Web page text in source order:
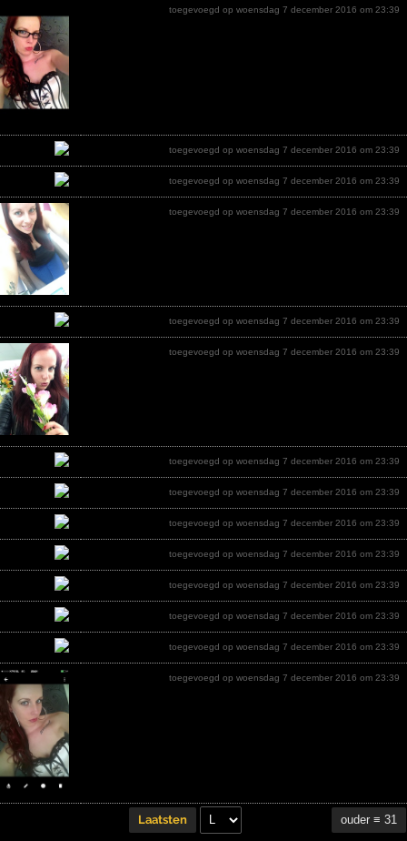
toegevoegd op woensdag 7 december 2016 om 23:39
toegevoegd op woensdag 7 december 2016 om 23:39
toegevoegd op woensdag 7 december 2016 om 23:39
toegevoegd op woensdag 7 december 2016 om 23:39
toegevoegd op woensdag 7 december 2016 om 23:39
toegevoegd op woensdag 7 december 2016 om 23:39
toegevoegd op woensdag 7 december 2016 om 23:39
toegevoegd op woensdag 7 december 2016 om 23:39
toegevoegd op woensdag 7 december 2016 om 23:39
toegevoegd op woensdag 7 december 2016 om 23:39
toegevoegd op woensdag 7 december 2016 om 23:39
toegevoegd op woensdag 7 december 2016 om 23:39
toegevoegd op woensdag 7 december 2016 om 23:39
toegevoegd op woensdag 7 december 2016 om 23:39
Laatsten ouder ≡ 31